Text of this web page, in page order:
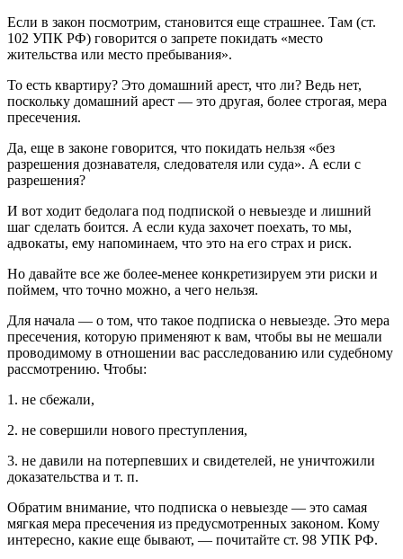
Если в закон посмотрим, становится еще страшнее. Там (ст.
102 УПК РФ) говорится о запрете покидать «место
жительства или место пребывания».
То есть квартиру? Это домашний арест, что ли? Ведь нет,
поскольку домашний арест — это другая, более строгая, мера
пресечения.
Да, еще в законе говорится, что покидать нельзя «без
разрешения дознавателя, следователя или суда». А если с
разрешения?
И вот ходит бедолага под подпиской о невыезде и лишний
шаг сделать боится. А если куда захочет поехать, то мы,
адвокаты, ему напоминаем, что это на его страх и риск.
Но давайте все же более-менее конкретизируем эти риски и
поймем, что точно можно, а чего нельзя.
Для начала — о том, что такое подписка о невыезде. Это мера
пресечения, которую применяют к вам, чтобы вы не мешали
проводимому в отношении вас расследованию или судебному
рассмотрению. Чтобы:
1. не сбежали,
2. не совершили нового преступ­ления,
3. не давили на потерпевших и свидетелей, не уничтожили
доказательства и т. п.
Обратим внимание, что подписка о невыезде — это самая
мягкая мера пресечения из предусмот­ренных законом. Кому
интересно, какие еще бывают, — почитайте ст. 98 УПК РФ.